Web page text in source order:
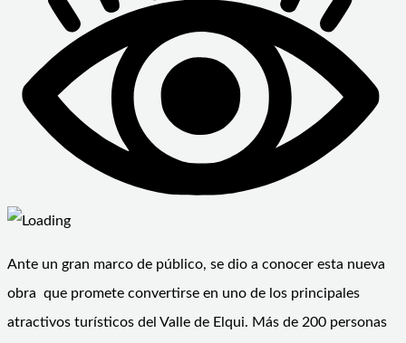
Ante un gran marco de público, se dio a conocer esta nueva
obra que promete convertirse en uno de los principales
atractivos turísticos del Valle de Elqui. Más de 200 personas